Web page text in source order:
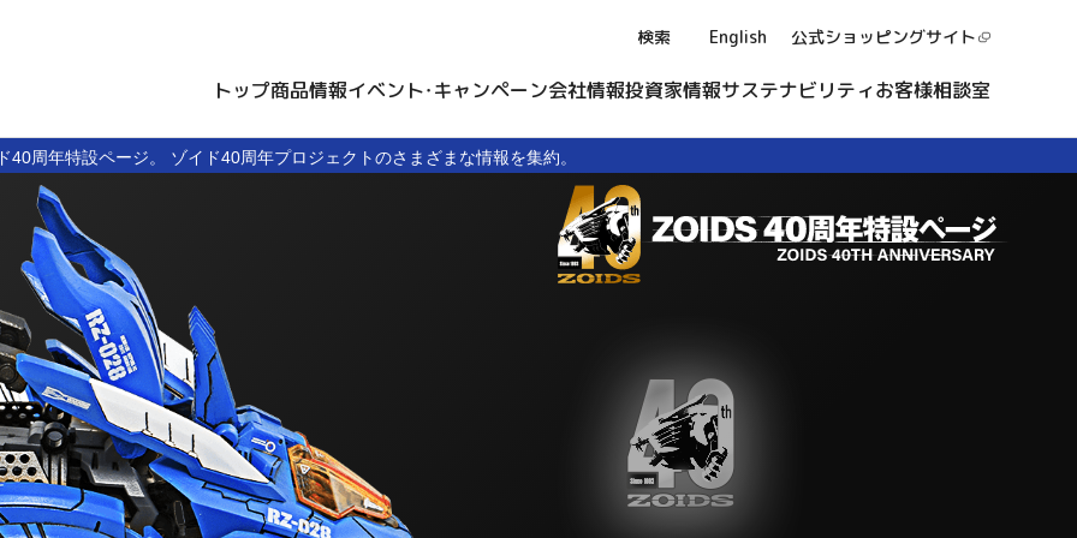
検索 English 公式ショッピングサイト
トップ商品情報イベント・キャンペーン会社情報投資家情報サステナビリティお客様相談室
40周年特設ページ。 ゾイド40周年プロジェクトのさまざまな情報を集約。